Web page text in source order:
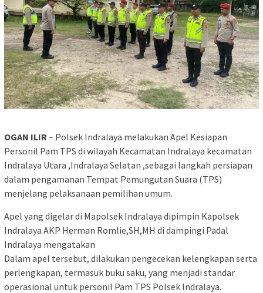
OGAN ILIR – Polsek Indralaya melakukan Apel Kesiapan
Personil Pam TPS di wilayah Kecamatan Indralaya kecamatan
Indralaya Utara ,Indralaya Selatan ,sebagai langkah persiapan
dalam pengamanan Tempat Pemungutan Suara (TPS)
menjelang pelaksanaan pemilihan umum.
Apel yang digelar di Mapolsek Indralaya dipimpin Kapolsek
Indralaya AKP Herman Romlie,SH,MH di dampingi Padal
Indralaya mengatakan
Dalam apel tersebut, dilakukan pengecekan kelengkapan serta
perlengkapan, termasuk buku saku, yang menjadi standar
operasional untuk personil Pam TPS Polsek Indralaya.